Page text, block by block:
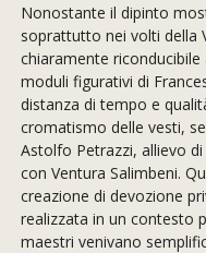
Nonostante il dipinto
soprattutto nei volti della
chiaramente
moduli figurativi di
distanza di tempo e
cromatismo delle vesti,
Astolfo Petrazzi, allievo
con Ventura Salimbeni.
creazione di devozione
realizzata in un contesto
maestri venivano